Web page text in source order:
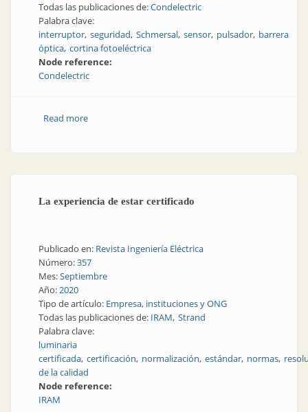
Todas las publicaciones de:Condelectric
Palabra clave:
interruptor seguridad Schmersal sensor pulsador barrera
óptica cortina fotoeléctrica
Node reference:
Condelectric
Read moreabout Tecnologías para la seguridad industrial
La experiencia de estar certificado
Publicado en: Revista Ingeniería Eléctrica
Número:357
Mes:Septiembre
Año:2020
Tipo de artículo: Empresa, instituciones y ONG
Todas las publicaciones de: IRAM Strand
Palabra clave:
luminaria
certificada certificación normalización estándar normas
de la calidad
Node reference:
IRAM